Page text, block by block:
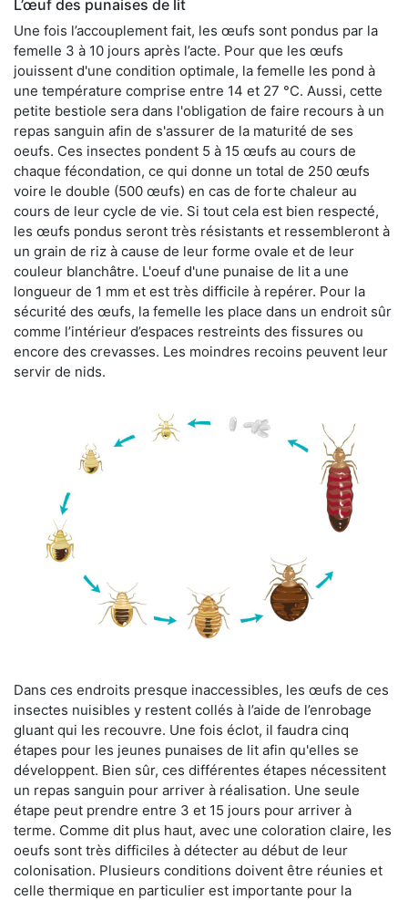
L’œuf des punaises de lit
Une fois l’accouplement fait, les œufs sont pondus par la
femelle 3 à 10 jours après l’acte. Pour que les œufs
jouissent d'une condition optimale, la femelle les pond à
une température comprise entre 14 et 27 °C. Aussi, cette
petite bestiole sera dans l'obligation de faire recours à un
repas sanguin afin de s'assurer de la maturité de ses
oeufs. Ces insectes pondent 5 à 15 œufs au cours de
chaque fécondation, ce qui donne un total de 250 œufs
voire le double (500 œufs) en cas de forte chaleur au
cours de leur cycle de vie. Si tout cela est bien respecté,
les œufs pondus seront très résistants et ressembleront à
un grain de riz à cause de leur forme ovale et de leur
couleur blanchâtre. L'oeuf d'une punaise de lit a une
longueur de 1 mm et est très difficile à repérer. Pour la
sécurité des œufs, la femelle les place dans un endroit sûr
comme l’intérieur d’espaces restreints des fissures ou
encore des crevasses. Les moindres recoins peuvent leur
servir de nids.
Dans ces endroits presque inaccessibles, les œufs de ces
insectes nuisibles y restent collés à l’aide de l’enrobage
gluant qui les recouvre. Une fois éclot, il faudra cinq
étapes pour les jeunes punaises de lit afin qu'elles se
développent. Bien sûr, ces différentes étapes nécessitent
un repas sanguin pour arriver à réalisation. Une seule
étape peut prendre entre 3 et 15 jours pour arriver à
terme. Comme dit plus haut, avec une coloration claire, les
oeufs sont très difficiles à détecter au début de leur
colonisation. Plusieurs conditions doivent être réunies et
celle thermique en particulier est importante pour la